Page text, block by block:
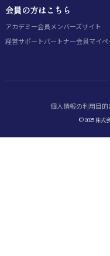
会員の方はこちら
アカデミー会員メンバーズサイト
経営サポートパートナー会員マイペ
個人情報の利用目
© 2025 株式